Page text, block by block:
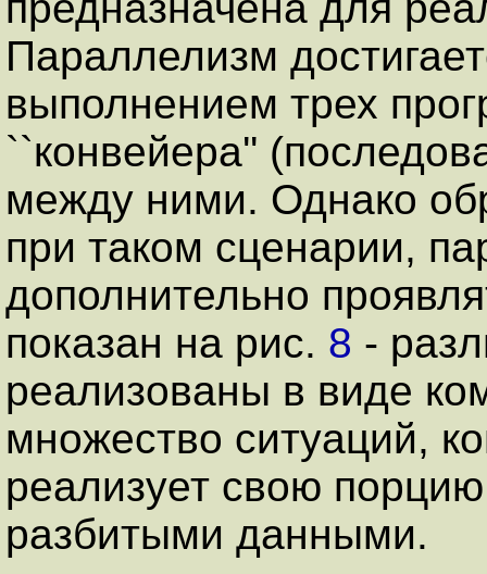
Параллелизм
выполнением трех
``конвейера''
между ними. Однако
при таком сценарии,
дополнительно
показан на рис. 8 -
реализованы в виде
множество ситуаций,
реализует свою
разбитыми данными.